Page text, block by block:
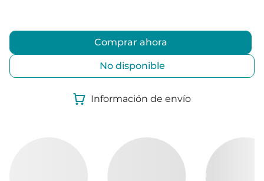
Comprar ahora
No disponible
Información de envío